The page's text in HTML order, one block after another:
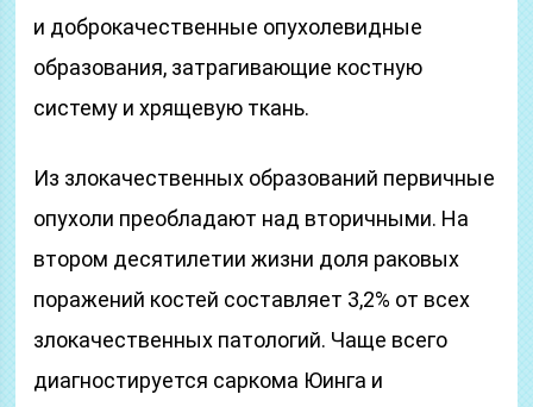
и доброкачественные опухолевидные
образования, затрагивающие костную
систему и хрящевую ткань.
Из злокачественных образований первичные
опухоли преобладают над вторичными. На
втором десятилетии жизни доля раковых
поражений костей составляет 3,2% от всех
злокачественных патологий. Чаще всего
диагностируется саркома Юинга и